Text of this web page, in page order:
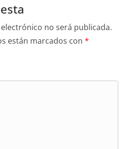
no será publicada.
están marcados con *